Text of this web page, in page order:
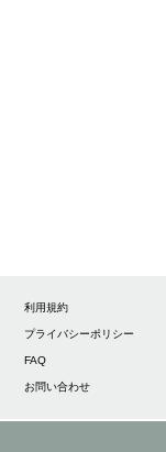
利用規約
プライバシーポリシー
FAQ
お問い合わせ